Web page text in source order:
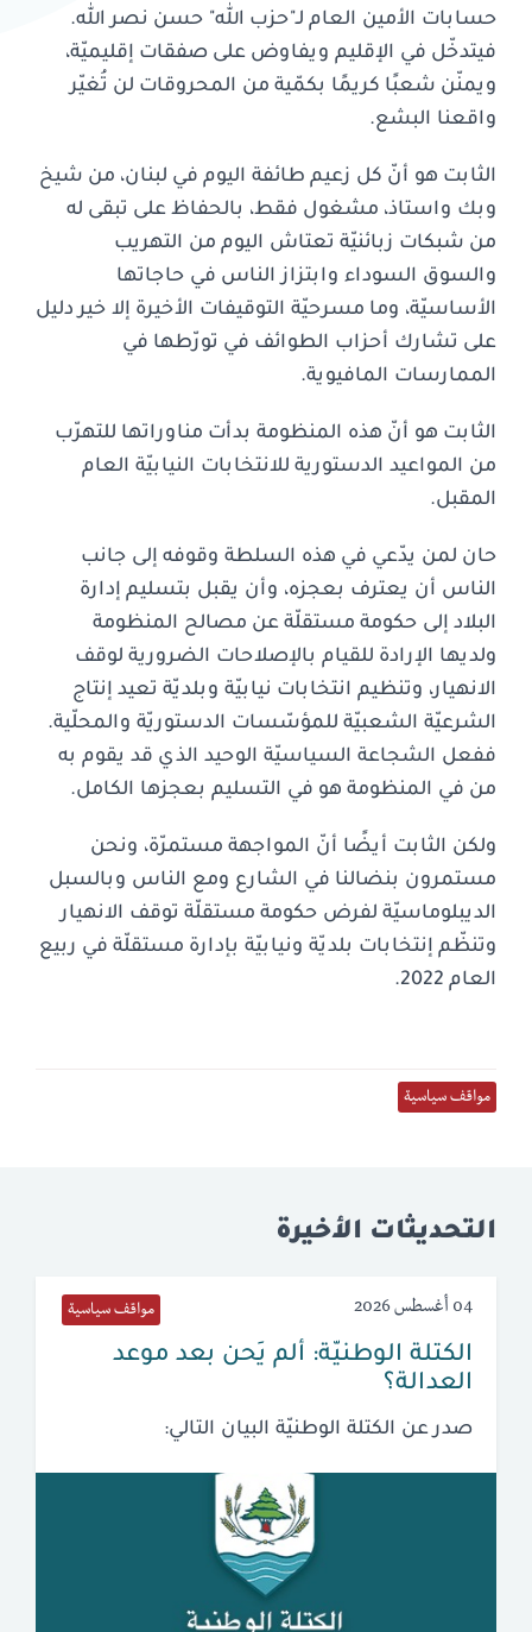
حسابات الأمين العام لـ"حزب الله" حسن نصر الله.
فيتدخّل في الإقليم ويفاوض على صفقات إقليميّة،
ويمنّن شعبًا كريمًا بكمّية من المحروقات لن تُغيّر
واقعنا البشع.
الثابت هو أنّ كل زعيم طائفة اليوم في لبنان، من شيخ
وبك واستاذ، مشغول فقط، بالحفاظ على تبقى له
من شبكات زبائنيّة تعتاش اليوم من التهريب
والسوق السوداء وابتزاز الناس في حاجاتها
الأساسيّة، وما مسرحيّة التوقيفات الأخيرة إلا خير دليل
على تشارك أحزاب الطوائف في تورّطها في
الممارسات المافيوية.
الثابت هو أنّ هذه المنظومة بدأت مناوراتها للتهرّب
من المواعيد الدستورية للانتخابات النيابيّة العام
المقبل.
حان لمن يدّعي في هذه السلطة وقوفه إلى جانب
الناس أن يعترف بعجزه، وأن يقبل بتسليم إدارة
البلاد إلى حكومة مستقلّة عن مصالح المنظومة
ولديها الإرادة للقيام بالإصلاحات الضرورية لوقف
الانهيار، وتنظيم انتخابات نيابيّة وبلديّة تعيد إنتاج
الشرعيّة الشعبيّة للمؤسّسات الدستوريّة والمحلّية.
ففعل الشجاعة السياسيّة الوحيد الذي قد يقوم به
من في المنظومة هو في التسليم بعجزها الكامل.
ولكن الثابت أيضًا أنّ المواجهة مستمرّة، ونحن
مستمرون بنضالنا في الشارع ومع الناس وبالسبل
الديبلوماسيّة لفرض حكومة مستقلّة توقف الانهيار
وتنظّم إنتخابات بلديّة ونيابيّة بإدارة مستقلّة في ربيع
العام 2022.
مواقف سياسية
التحديثات الأخيرة
04 أغسطس 2026 مواقف سياسية
الكتلة الوطنيّة: ألم يَحن بعد موعد
العدالة؟
صدر عن الكتلة الوطنيّة البيان التالي: